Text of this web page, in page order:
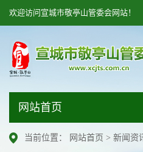
欢迎访问宣城市敬亭山管委会网站！
网站首页
当前位置： 网站首页 > 新闻资